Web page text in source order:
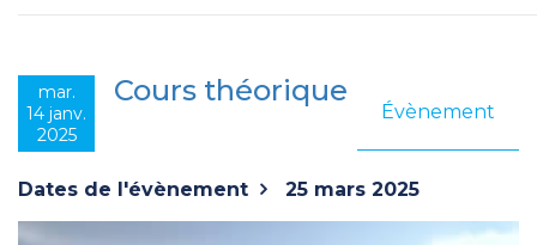
mar.
14 janv.
2025
Évènement
Cours théorique
Dates de l'évènement 25 mars 2025